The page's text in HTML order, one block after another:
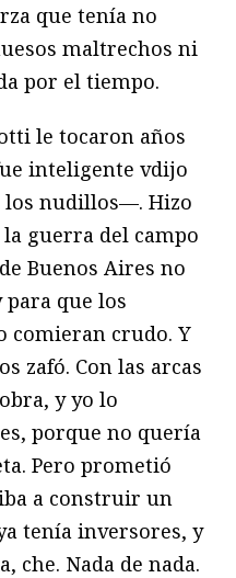
que tenía no
maltrechos ni
por el tiempo.
le tocaron años
inteligente vdijo
los nudillos—. Hizo
guerra del campo
Buenos Aires no
que los
comieran crudo. Y
zafó. Con las arcas
y yo lo
porque no quería
Pero prometió
a construir un
tenía inversores, y
che. Nada de nada.